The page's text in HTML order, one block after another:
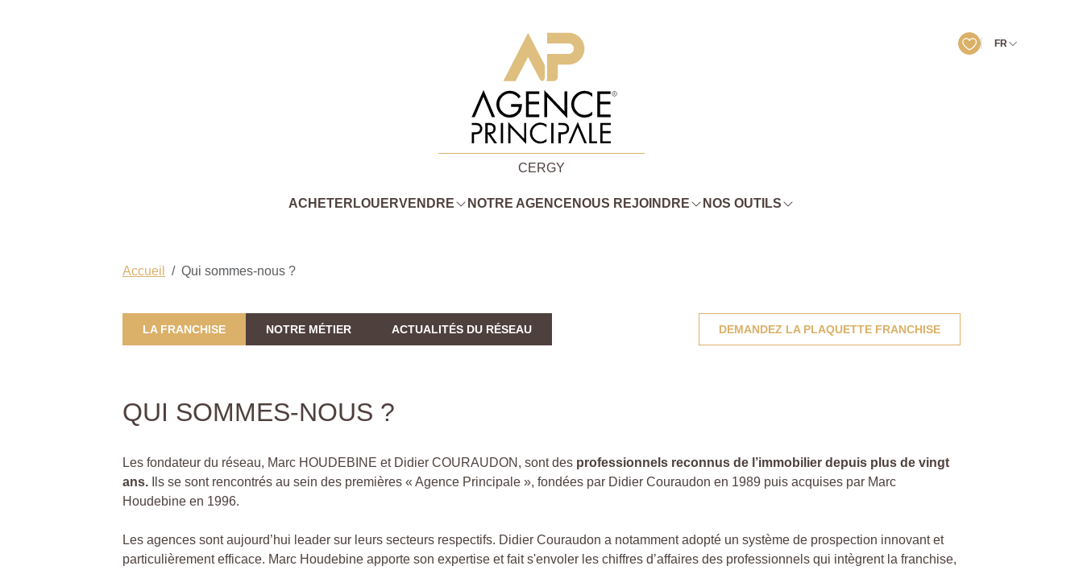
FR
CERGY
ACHETER LOUERVENDRE NOTRE AGENCE NOUS REJOINDRE NOS OUTILS
Accueil Qui sommes-nous ?
LA FRANCHISE NOTRE MÉTIER ACTUALITÉS DU RÉSEAU DEMANDEZ LA PLAQUETTE FRANCHISE
QUI SOMMES-NOUS ?
Les fondateur du réseau, Marc HOUDEBINE et Didier COURAUDON, sont des professionnels reconnus de l’immobilier depuis plus de vingt
ans. Ils se sont rencontrés au sein des premières « Agence Principale », fondées par Didier Couraudon en 1989 puis acquises par Marc
Houdebine en 1996.
Les agences sont aujourd’hui leader sur leurs secteurs respectifs. Didier Couraudon a notamment adopté un système de prospection innovant et
particulièrement efficace. Marc Houdebine apporte son expertise et fait s'envoler les chiffres d’affaires des professionnels qui intègrent la franchise,